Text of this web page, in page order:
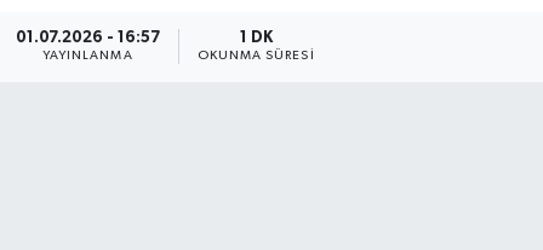
01.07.2026 - 16:57
YAYINLANMA
1 DK
OKUNMA SÜRESI